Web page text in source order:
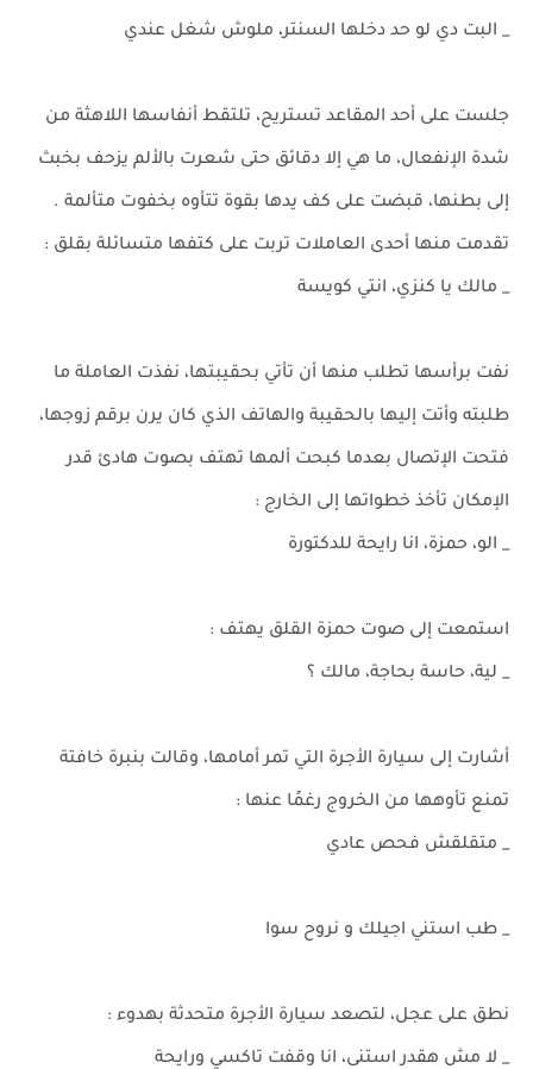
_ البت دي لو حد دخلها السنتر، ملوش شغل عندي
جلست على أحد المقاعد تستريح، تلتقط أنفاسها اللاهثة من
شدة الإنفعال، ما هي إلا دقائق حتى شعرت بالألم يزحف بخبث
إلى بطنها، قبضت على كف يدها بقوة تتأوه بخفوت متألمة .
تقدمت منها أحدى العاملات تربت على كتفها متسائلة بقلق :
_ مالك يا كنزي، انتي كويسة
نفت برأسها تطلب منها أن تأتي بحقيبتها، نفذت العاملة ما
طلبته وأتت إليها بالحقيبة والهاتف الذي كان يرن برقم زوجها،
فتحت الإتصال بعدما كبحت ألمها تهتف بصوت هادئ قدر
الإمكان تأخذ خطواتها إلى الخارج :
_ الو، حمزة، انا رايحة للدكتورة
استمعت إلى صوت حمزة القلق يهتف :
_ لية، حاسة بحاجة، مالك ؟
أشارت إلى سيارة الأجرة التي تمر أمامها، وقالت بنبرة خافتة
تمنع تأوهها من الخروج رغمًا عنها :
_ متقلقش فحص عادي
_ طب استني اجيلك و نروح سوا
نطق على عجل، لتصعد سيارة الأجرة متحدثة بهدوء :
_ لا مش هقدر استنى، انا وقفت تاكسي ورايحة